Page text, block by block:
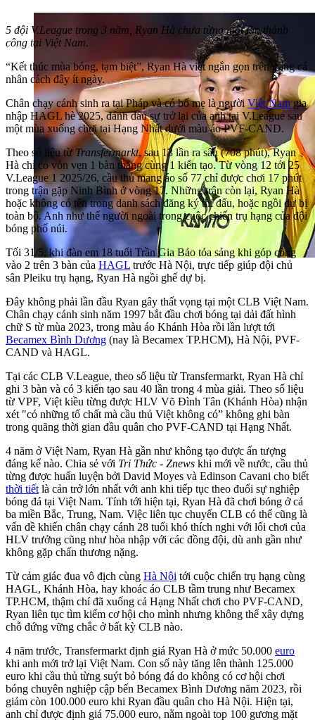
5 đội V.League trong 3 năm, Ryan Hà chưa từng một lần thành
công tại Việt Nam.
“Kết thúc mùa bóng, tạm biệt”, Ryan Hà viết ngắn gọn trên trang cá
nhân cách đây ít ngày.
Chân chạy cánh sinh ra tại Pháp và có bố mẹ là ngườiViệt Namgia
nhập HAGL hè 2025, đánh dấu sự trở lại của anh tại V.League sau
một mùa xuống chơi tại Hạng Nhất dưới màu áo PVF-CAND.
Theo số liệu từTransfermarkt, sau 13 lần ra sân (708 phút), Ryan
Hà chỉ có vỏn vẹn 1 bàn thắng cùng 1 kiến tạo. Từ vòng 12 tới 25
V.League 1 2025/26, cầu thủ mang áo số 77 chỉ được chơi 17 phút
trong trận gặp Ninh Bình ở vòng 17. Những trận còn lại, Ryan Hà
hoặc không có tên trong danh sách đăng ký thi đấu, hoặc ngồi dự bị
toàn bộ. Anh như thể người ngoài trong cuộc chiến trụ hạng của đội
bóng phố núi.
Tối 31/5, khi đàn em 18 tuổi Trần Gia Bảo tỏa sáng khi góp công
vào 2 trên 3 bàn của HAGL trước Hà Nội, trực tiếp giúp đội chủ
sân Pleiku trụ hạng, Ryan Hà ngồi ghế dự bị.
Đây không phải lần đầu Ryan gây thất vọng tại một CLB Việt Nam.
Chân chạy cánh sinh năm 1997 bắt đầu chơi bóng tại dải đất hình
chữ S từ mùa 2023, trong màu áo Khánh Hòa rồi lần lượt tới
Becamex Bình Dương (nay là Becamex TP.HCM), Hà Nội, PVF-
CAND và HAGL.
Tại các CLB V.League, theo số liệu từ Transfermarkt, Ryan Hà chỉ
ghi 3 bàn và có 3 kiến tạo sau 40 lần trong 4 mùa giải. Theo số liệu
từ VPF, Việt kiều từng được HLV Võ Đình Tân (Khánh Hòa) nhận
xét "có những tố chất mà cầu thủ Việt không có” không ghi bàn
trong quãng thời gian đầu quân cho PVF-CAND tại Hạng Nhất.
4 năm ở Việt Nam, Ryan Hà gần như không tạo được ấn tượng
đáng kể nào. Chia sẻ với Tri Thức - Znews khi mới về nước, cầu thủ
từng được huấn luyện bởi David Moyes và Edinson Cavani cho biết
thời tiết là cản trở lớn nhất với anh khi tiếp tục theo đuổi sự nghiệp
bóng đá tại Việt Nam. Tính tới hiện tại, Ryan Hà đã chơi bóng ở cả
ba miền Bắc, Trung, Nam. Việc liên tục chuyển CLB có thể cũng là
vấn đề khiến chân chạy cánh 28 tuổi khó thích nghi với lối chơi của
HLV trưởng cũng như hòa nhập với các đồng đội, dù anh gần như
không gặp chấn thương nặng.
Từ cảm giác đua vô địch cùng Hà Nội tới cuộc chiến trụ hạng cùng
HAGL, Khánh Hòa, hay khoác áo CLB tầm trung như Becamex
TP.HCM, thậm chí đã xuống cả Hạng Nhất chơi cho PVF-CAND,
Ryan liên tục tìm kiếm cơ hội cho mình nhưng không thể xây dựng
chỗ đứng vững chắc ở bất kỳ CLB nào.
4 năm trước, Transfermarkt định giá Ryan Hà ở mức 50.000 euro
khi anh mới trở lại Việt Nam. Con số này tăng lên thành 125.000
euro khi cầu thủ từng suýt bỏ bóng đá do không có cơ hội chơi
bóng chuyên nghiệp cập bến Becamex Bình Dương năm 2023, rồi
giảm còn 100.000 euro khi Ryan đầu quân cho Hà Nội. Hiện tại,
anh chỉ được định giá 75.000 euro, nằm ngoài top 100 gương mặt